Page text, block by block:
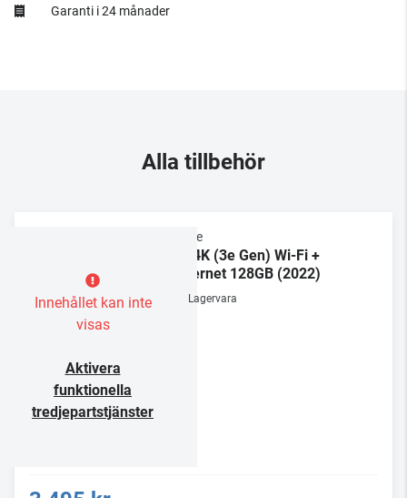
Garanti i 24 månader
Alla tillbehör
Innehållet kan inte
visas
Aktivera
funktionella
tredjepartstjänster
Apple
TV 4K (3e Gen) Wi-Fi +
Ethernet 128GB (2022)
Lagervara